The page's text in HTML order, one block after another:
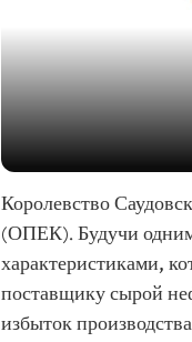
Королевство
(ОПЕК). Будучи
характеристиками,
поставщику сырой
избыток